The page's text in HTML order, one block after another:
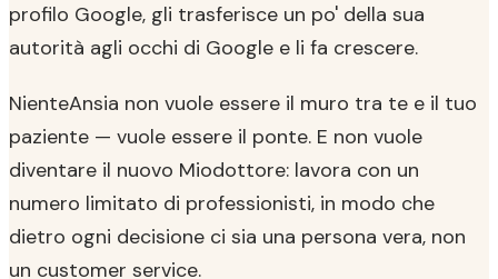
profilo Google, gli trasferisce un po' della sua
autorità agli occhi di Google e li fa crescere.
NienteAnsia non vuole essere il muro tra te e il tuo
paziente — vuole essere il ponte. E non vuole
diventare il nuovo Miodottore: lavora con un
numero limitato di professionisti, in modo che
dietro ogni decisione ci sia una persona vera, non
un customer service.